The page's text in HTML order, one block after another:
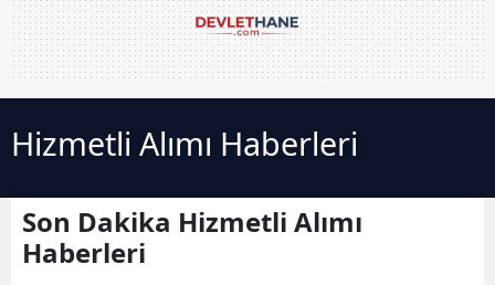
Hizmetli Alımı Haberleri
Son Dakika Hizmetli Alımı
Haberleri